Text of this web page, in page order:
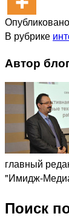
Опубликовано
В рубрике
Автор
главный
"Имидж-
Поиск